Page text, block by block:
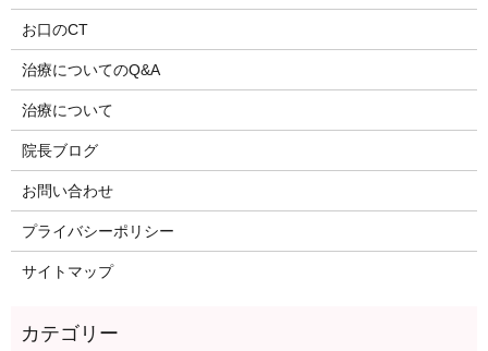
お口のCT
治療についてのQ&A
治療について
院長ブログ
お問い合わせ
プライバシーポリシー
サイトマップ